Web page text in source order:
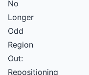
No
Longer
Odd
Region
Out:
Repositioning